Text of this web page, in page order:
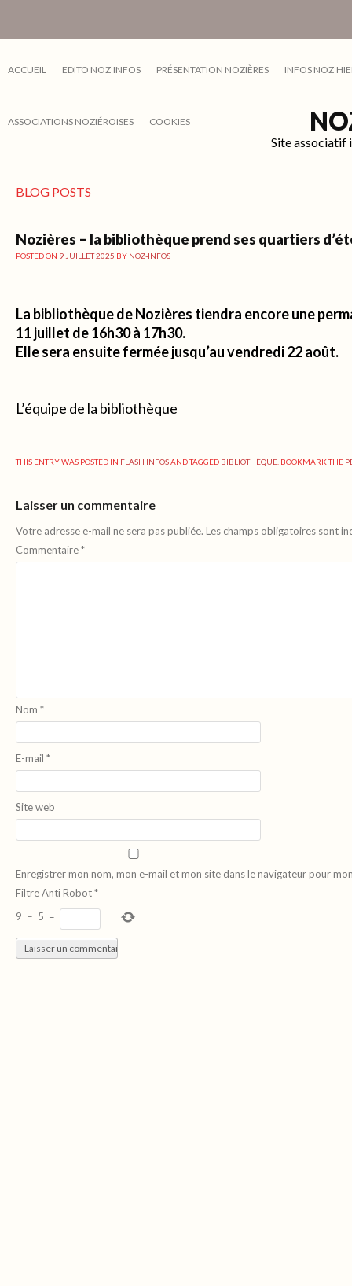
ACCUEIL EDITO NOZ’INFOS PRÉSENTATION NOZIÈRES INFOS
ASSOCIATIONS NOZIÉROISES COOKIES
Site associatif
BLOG POSTS
Nozières – la bibliothèque prend ses quartiers
POSTED ON 9 JUILLET 2025 BY NOZ-INFOS
La bibliothèque de Nozières tiendra encore une
11 juillet de 16h30 à 17h30.
Elle sera ensuite fermée jusqu’au vendredi 22 août.
L’équipe de la bibliothèque
THIS ENTRY WAS POSTED IN FLASH INFOSAND TAGGED BIBLIOTHÈQUE . BOOKMARK THE
Laisser un commentaire
Votre adresse e-mail ne sera pas publiée. Les champs obligatoires sont
Commentaire*
Nom *
E-mail *
Site web
Enregistrer mon nom, mon e-mail et mon site dans le navigateur pour
Filtre Anti Robot*
9 − 5 =